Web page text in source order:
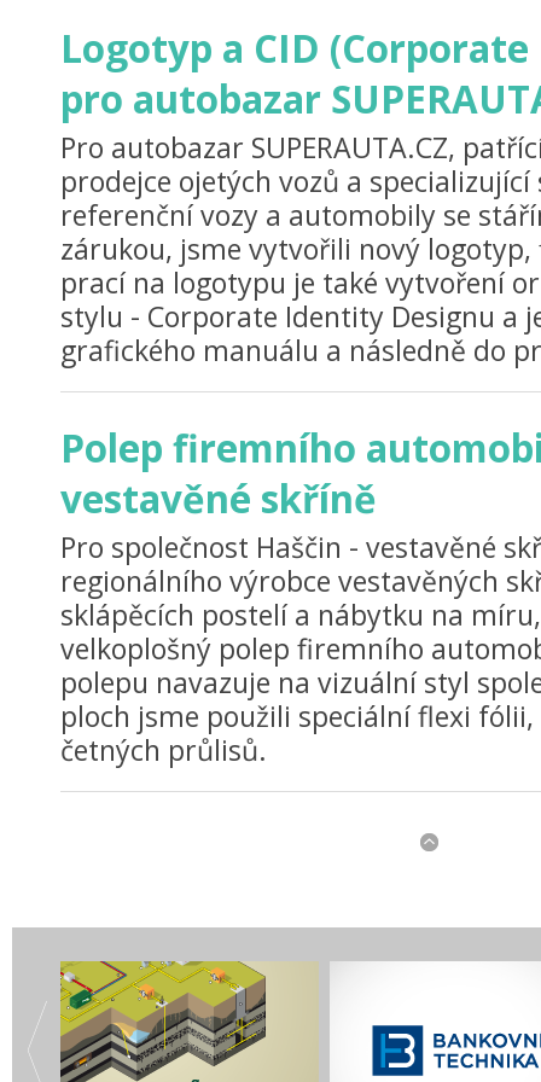
Logotyp a CID
pro autobazar
Pro autobazar SUPERAUTA.CZ,
prodejce ojetých vozů a specializující
referenční vozy a automobily se
zárukou, jsme vytvořili nový
prací na logotypu je také vytvoření
stylu - Corporate Identity Designu a
grafického manuálu a následně do
Polep firemního
vestavěné skříně
Pro společnost Haščin - vestavěné
regionálního výrobce vestavěných
sklápěcích postelí a nábytku na
velkoplošný polep firemního
polepu navazuje na vizuální styl
ploch jsme použili speciální flexi
četných průlisů.